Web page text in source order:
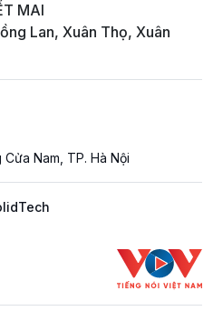
MAI
Lan, Xuân Thọ, Xuân
Nam, TP. Hà Nội